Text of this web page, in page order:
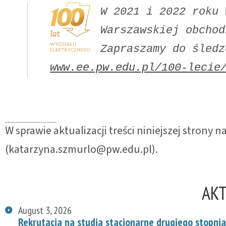
W 2021 i 2022
Warszawskiej
www.ee.pw.edu.pl/100-
W sprawie aktualizacji treści niniejszej strony
(katarzyna.szmurlo@pw.edu.pl).
August 3, 2026
Rekrutacja na studia stacjonarne drugiego